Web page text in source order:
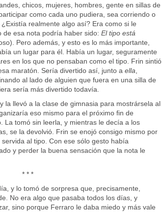
chicos, mujeres, hombres, gente en sillas de
como cada uno pudiera, sea corriendo o
realmente algo así? Era como si le
esa nota podría haber sido: El tipo está
Pero además, y esto es lo más importante,
un lugar para él. Había un lugar, seguramente
en los que no pensaban como el tipo. Frin sintió
maratón. Sería divertido así, junto a ella
al lado de alguien que fuera en una silla de
sería más divertido todavía.
la llevó a la clase de gimnasia para mostrársela al
eso mismo para el próximo fin de
La tomó sin leerla, y mientras le decía a los
se la devolvió. Frin se enojó consigo mismo por
al tipo. Con ese sólo gesto había
y perder la buena sensación que la nota le
* * *
y lo tomó de sorpresa que, precisamente,
No era algo que pasaba todos los días, y
sino porque Ferraro le daba miedo y más vale